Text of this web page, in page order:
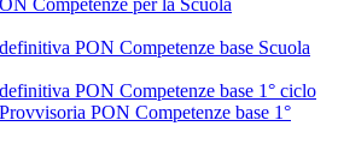
Competenze per la Scuola
PON Competenze base Scuola
PON Competenze base 1° ciclo
PON Competenze base 1°